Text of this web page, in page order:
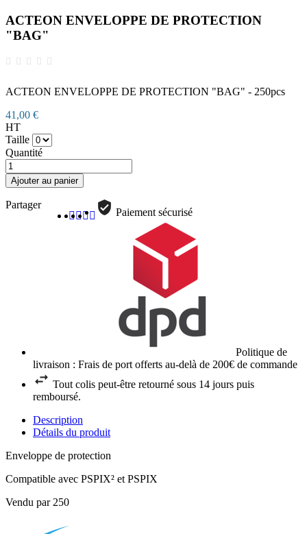
ACTEON ENVELOPPE DE PROTECTION
"BAG"
ACTEON ENVELOPPE DE PROTECTION "BAG" - 250pcs
41,00 €
HT
Taille
Quantité
Ajouter au panier
Partager
Paiement sécurisé
Politique de
livraison : Frais de port offerts au-delà de 200€ de commande
Tout colis peut-être retourné sous 14 jours puis
remboursé.
Description
Détails du produit
Enveloppe de protection
Compatible avec PSPIX² et PSPIX
Vendu par 250